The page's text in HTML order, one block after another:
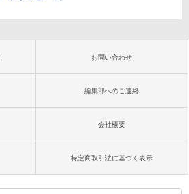
お問い合わせ
編集部へのご連絡
会社概要
特定商取引法に基づく表示